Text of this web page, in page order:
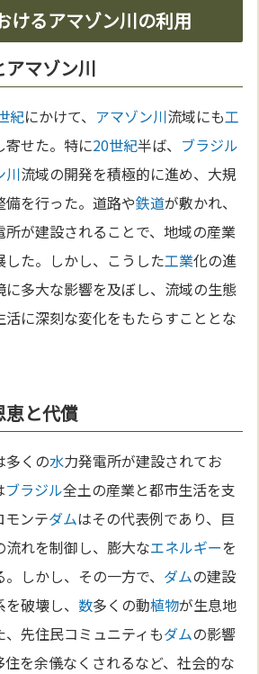
けるアマゾン川の利用
マゾン川
紀にかけて、 アマゾン川流域にも工
寄せた。特に20世紀半ば、 ブラジル
川流域の開発を積極的に進め、大規
備を行った。道路や鉄道が敷かれ、
所が建設されることで、地域の産業
した。しかし、こうした工業化の進
に多大な影響を及ぼし、流域の生態
活に深刻な変化をもたらすこととな
恵と代償
多くの水力発電所が建設されてお
ブラジル全土の産業と都市生活を支
モンテダムはその代表例であり、巨
流れを制御し、膨大なエネルギーを
しかし、その一方で、 ダムの建設
を破壊し、数多くの動植物が生息地
先住民コミュニティもダムの影響
住を余儀なくされるなど、社会的な